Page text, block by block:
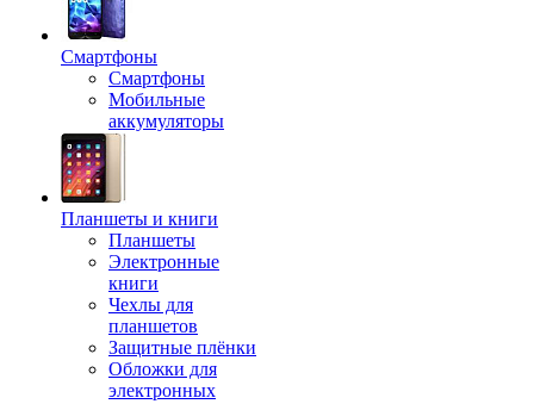
Смартфоны
Смартфоны
Мобильные
аккумуляторы
Планшеты и книги
Планшеты
Электронные
книги
Чехлы для
планшетов
Защитные плёнки
Обложки для
электронных